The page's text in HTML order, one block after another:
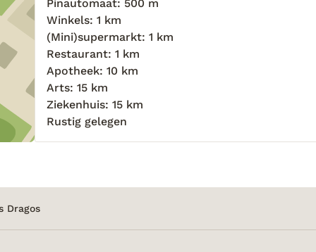
Pinautomaat: 500 m
Winkels: 1 km
(Mini)supermarkt: 1 km
Restaurant: 1 km
Apotheek: 10 km
Arts: 15 km
Ziekenhuis: 15 km
Rustig gelegen
Dragos